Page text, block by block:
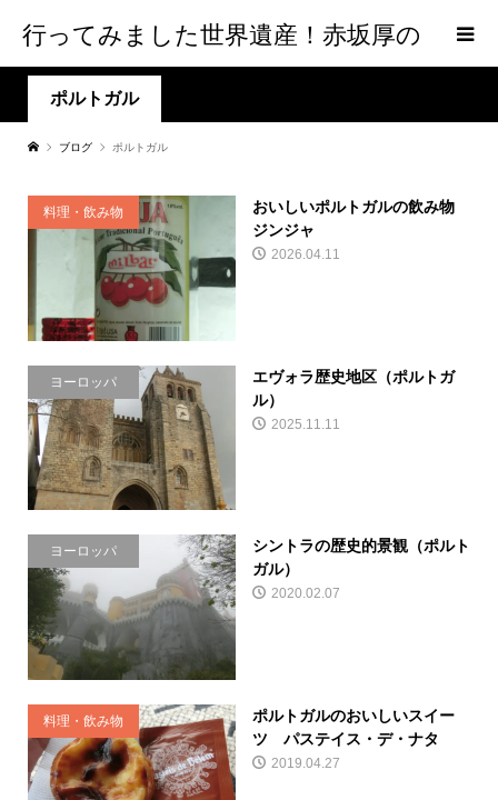
行ってみました世界遺産！赤坂厚の
world Heritage
ポルトガル
ブログ ポルトガル
料理・飲み物
おいしいポルトガルの飲み物
ジンジャ
2026.04.11
ヨーロッパ
エヴォラ歴史地区（ポルトガ
ル）
2025.11.11
ヨーロッパ
シントラの歴史的景観（ポルト
ガル）
2020.02.07
料理・飲み物
ポルトガルのおいしいスイー
ツ パステイス・デ・ナタ
2019.04.27